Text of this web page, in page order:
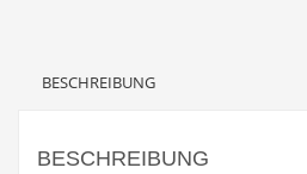
BESCHREIBUNG
BESCHREIBUNG